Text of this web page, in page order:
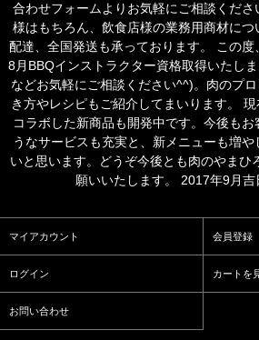
合わせフォームよりお気軽にご相談くだ
様はもちろん、飲食店様の業務用商材に
配達、全国発送も承っております。 この
8月BBQインストラクター資格取得いたし
などお気軽にご相談ください^^)。肉のプ
き方やレシピもご紹介してまいります。
コラボした新商品も開発中です。今後もお
うなサービスも充実と、新メニューも増
いと思います。どうぞ今後とも肉のやまひ
願いいたします。 2017年9月
マイアカウント 会員登録
ログイン カートを
お問い合わせ